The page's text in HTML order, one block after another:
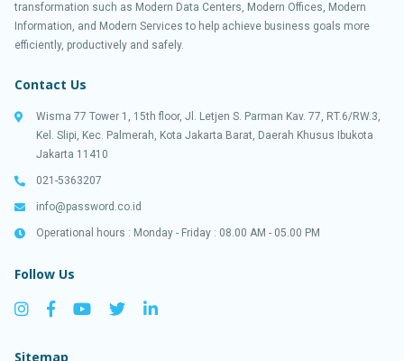
transformation such as Modern Data Centers, Modern Offices, Modern
Information, and Modern Services to help achieve business goals more
efficiently, productively and safely.
Contact Us
Wisma 77 Tower 1, 15th floor, Jl. Letjen S. Parman Kav. 77, RT.6/RW.3,
Kel. Slipi, Kec. Palmerah, Kota Jakarta Barat, Daerah Khusus Ibukota
Jakarta 11410
021-5363207
info@password.co.id
Operational hours : Monday - Friday : 08.00 AM - 05.00 PM
Follow Us
Sitemap